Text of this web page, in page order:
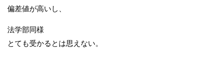
偏差値が高いし、
法学部同様
とても受かるとは思えない。